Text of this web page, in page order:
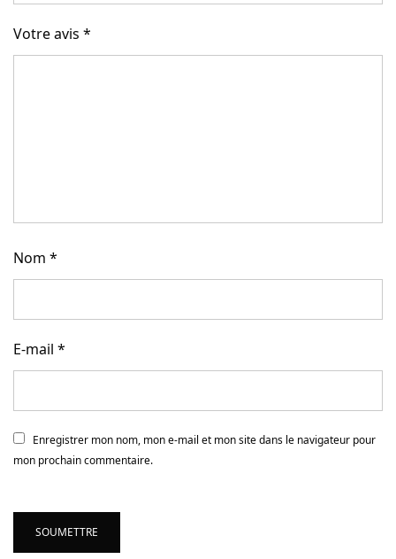
Votre avis*
Nom*
E-mail*
Enregistrer mon nom, mon e-mail et mon site dans le navigateur pour
mon prochain commentaire.